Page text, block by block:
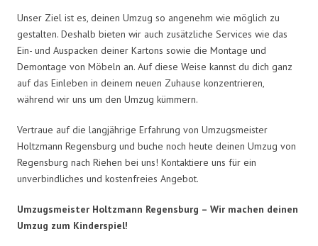
Unser Ziel ist es, deinen Umzug so angenehm wie möglich zu
gestalten. Deshalb bieten wir auch zusätzliche Services wie das
Ein- und Auspacken deiner Kartons sowie die Montage und
Demontage von Möbeln an. Auf diese Weise kannst du dich ganz
auf das Einleben in deinem neuen Zuhause konzentrieren,
während wir uns um den Umzug kümmern.
Vertraue auf die langjährige Erfahrung von Umzugsmeister
Holtzmann Regensburg und buche noch heute deinen Umzug von
Regensburg nach Riehen bei uns! Kontaktiere uns für ein
unverbindliches und kostenfreies Angebot.
Umzugsmeister Holtzmann Regensburg – Wir machen deinen
Umzug zum Kinderspiel!